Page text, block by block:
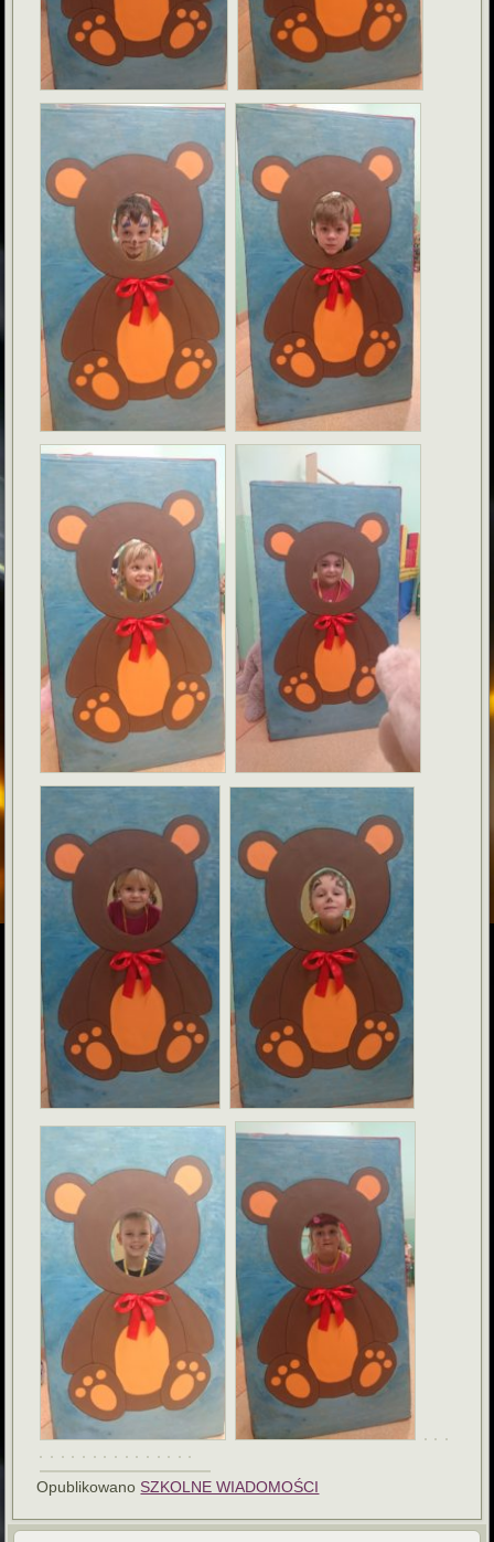
Opublikowano SZKOLNE WIADOMOŚCI